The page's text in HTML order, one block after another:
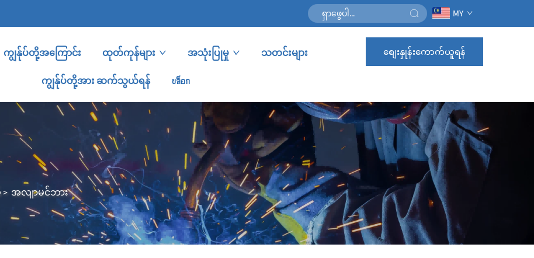
MY
ကျွန်ုပ်တို့အကြောင်း ထုတ်ကုန်များ အသုံးပြုမှု သတင်းများ
ကျွန်ုပ်တို့အား ဆက်သွယ်ရန် บล็อก
စျေးနှုန်းကောက်ယူရန်
> အလျာမင်ဘား